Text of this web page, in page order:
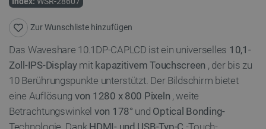
Zur Wunschliste hinzufügen
Das Waveshare 10.1DP-CAPLCD ist ein universelles 10,1-
Zoll-IPS-Displaymit kapazitivem Touchscreen , der bis zu
10 Berührungspunkte unterstützt. Der Bildschirm bietet
eine Auflösung von 1280 x 800 Pixeln , weite
Betrachtungswinkel von 178° und Optical Bonding-
Technologie. Dank HDMI- und USB-Typ-C -Touch-